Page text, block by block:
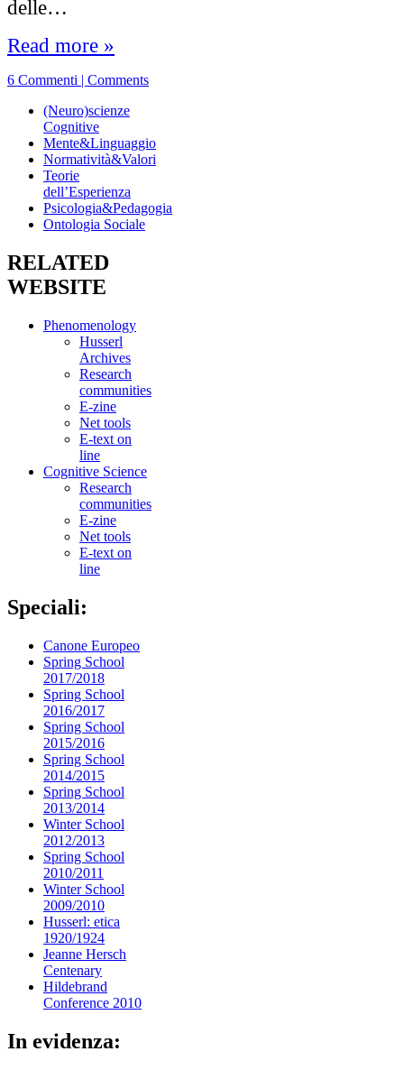
delle…
Read more »
6 Commenti | Comments
(Neuro)scienze
Cognitive
Mente&Linguaggio
Normatività&Valori
Teorie
dell’Esperienza
Psicologia&Pedagogia
Ontologia Sociale
RELATED
WEBSITE
Phenomenology
Husserl
Archives
Research
communities
E-zine
Net tools
E-text on
line
Cognitive Science
Research
communities
E-zine
Net tools
E-text on
line
Speciali:
Canone Europeo
Spring School
2017/2018
Spring School
2016/2017
Spring School
2015/2016
Spring School
2014/2015
Spring School
2013/2014
Winter School
2012/2013
Spring School
2010/2011
Winter School
2009/2010
Husserl: etica
1920/1924
Jeanne Hersch
Centenary
Hildebrand
Conference 2010
In evidenza: